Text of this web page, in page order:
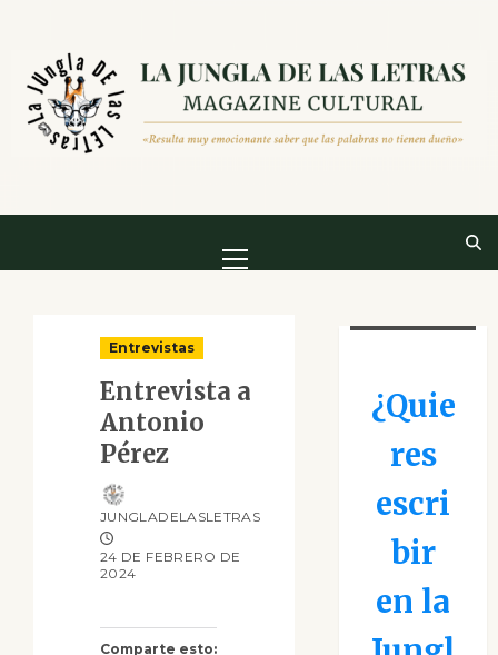
contenido
Menú
principal
Entrevistas
Entrevista a
Antonio
Pérez
Comparte esto:
JUNGLADELASLETRAS
24 DE FEBRERO DE
2024
¿Quie
res
escri
bir
en la